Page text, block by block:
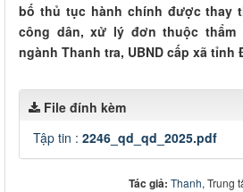
bố thủ tục hành chính được thay
công dân, xử lý đơn thuộc thẩm
ngành Thanh tra, UBND cấp xã tỉnh
File đính kèm
Tập tin : 2246_qd_qd_2025.pdf
Tác giả: Thanh, Trung